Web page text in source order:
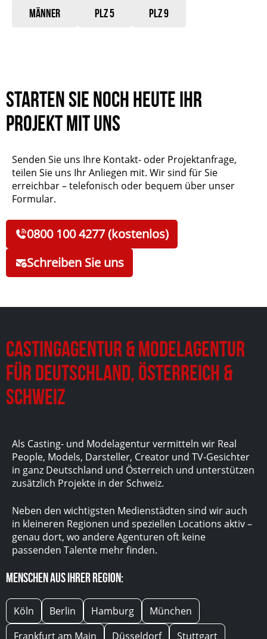
Männer PLZ 5 PLZ 9
Starten Sie noch heute Ihr
Projekt mit uns
Senden Sie uns Ihre Kontakt- oder Projektanfrage,
teilen Sie uns Ihr Anliegen mit. Wir sind für Sie
erreichbar – telefonisch oder bequem über unser
Formular.
0800 100 4277 (kostenlos)
Schreiben Sie uns
Castingagentur & Modelagentur
für Deutschland, Österreich &
Schweiz
Als Casting- und Modelagentur vermitteln wir Real
People, Models, Darsteller, Creator und TV-Gesichter
in ganz Deutschland und Österreich und unterstützen
zusätzlich Projekte in der Schweiz.
Neben den wichtigsten Medienstädten sind wir auch
in kleineren Regionen und speziellen Locations aktiv –
genau dort, wo andere Agenturen oft keine
passenden Talente mehr finden.
Menschen aus Ihrer Region:
Köln Berlin Hamburg
München
Frankfurt am Main
Düsseldorf
Stuttgart